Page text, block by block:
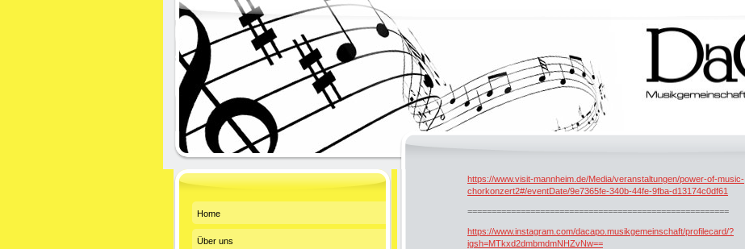
https://www.visit-mannheim.de/Media/veranstaltungen/power-of-music-
chorkonzert2#/eventDate/9e7365fe-340b-44fe-9fba-d13174c0df61
======================================================
https://www.instagram.com/dacapo.musikgemeinschaft/profilecard/?
igsh=MTkxd2dmbmdmNHZvNw==
Home
Über uns